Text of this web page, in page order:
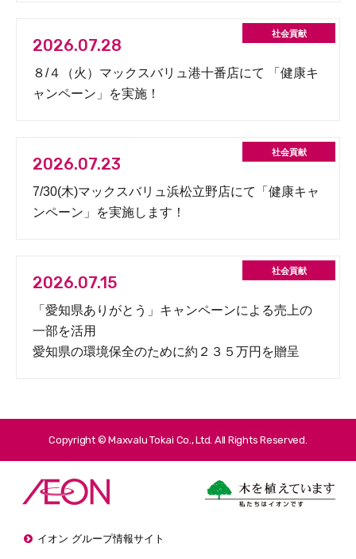
2026.07.28
８/４（火）マックスバリュ港十番店にて 「健康キ
ャンペーン」を実施！
2026.07.23
7/30(木)マックスバリュ浜松立野店にて「健康キャ
ンペーン」を実施します！
2026.07.15
「愛知県ありがとう」キャンペーンによる売上の
一部を活用
愛知県の環境保全のために約２３５万円を贈呈
Copyright © Maxvalu Tokai Co., Ltd. All Rights Reserved.
イオン グループ情報サイト